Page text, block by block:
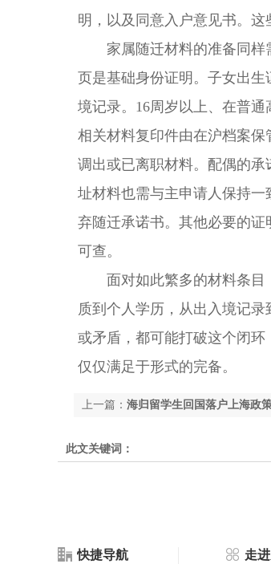
明，以及同意入户意见书。这
家属随迁材料的准备同样
页是基础身份证明。子女出
境记录。16周岁以上、在普
相关材料复印件由在沪档案
调出或已离职材料。配偶的
址材料也需与主申请人保持
弃随迁承诺书。其他必要的
可查。
面对如此繁多的材料条目
质到个人学历，从出入境记
或矛盾，都可能打破这个闭
仅仅满足于形式的完备。
上一篇： 海归留学生回国落户上海政
此文关键词：
快捷导航 走